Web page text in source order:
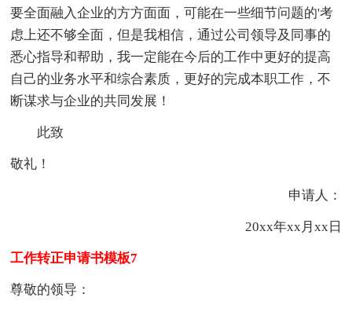
要全面融入企业的方方面面，可能在一些细节问题的'考
虑上还不够全面，但是我相信，通过公司领导及同事的
悉心指导和帮助，我一定能在今后的工作中更好的提高
自己的业务水平和综合素质，更好的完成本职工作，不
断谋求与企业的共同发展！
此致
敬礼！
申请人：
20xx年xx月xx日
工作转正申请书模板7
尊敬的领导：